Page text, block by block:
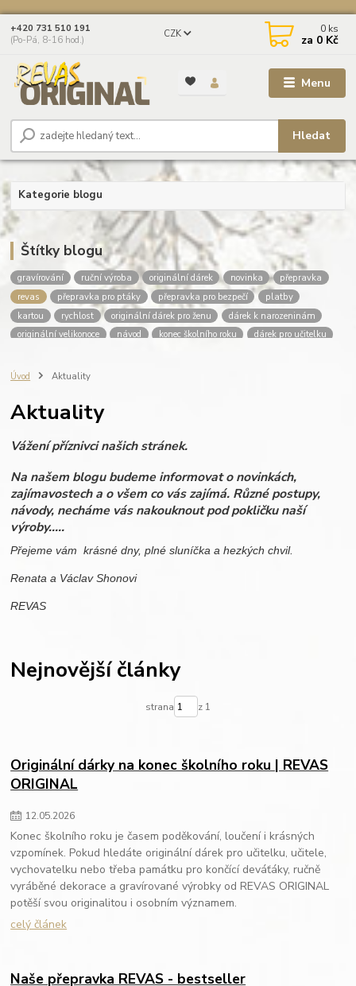
Menu
CZK
Hledat
+420 731 510 191
(Po-Pá, 8-16 hod.)
0 ks
za 0 Kč
Kategorie blogu
Štítky blogu
gravírování ruční výroba originální dárek novinka
přepravka
revas
přepravka pro ptáky přepravka pro bezpečí
platby
kartou
rychlost originální dárek pro ženu
dárek k narozeninám
originální velikonoce
návod konec školního roku
dárek pro učitelku
fotografie do dřeva
dovolená
miminko
personalizace
svatba dárek pro ženu
Úvod Aktuality
Aktuality
Vážení příznivci našich stránek.
Na našem blogu budeme informovat o novinkách,
zajímavostech a o všem co vás zajímá. Různé postupy,
návody, necháme vás nakouknout pod pokličku naší
výroby.....
Přejeme vám krásné dny, plné sluníčka a hezkých chvil.
Renata a Václav Shonovi
REVAS
Nejnovější články
strana z 1
Originální dárky na konec školního roku | REVAS
ORIGINAL
12.05.2026
Konec školního roku je časem poděkování, loučení i krásných
vzpomínek. Pokud hledáte originální dárek pro učitelku, učitele,
vychovatelku nebo třeba památku pro končící deváťáky, ručně
vyráběné dekorace a gravírované výrobky od REVAS ORIGINAL
potěší svou originalitou i osobním významem.
celý článek
Naše přepravka REVAS - bestseller